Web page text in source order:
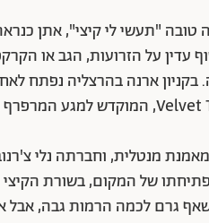
"תעשי לי קיצי", אתן
עדין על הזרועות, הגב או
ארנה בהרצליה נפתח
ומאמנת מנטלית, וחברתה נלי
של המקום, בשורת
גרם לכמה הרמות גבה, אבל